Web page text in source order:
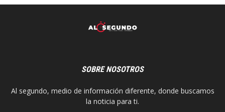
SOBRE NOSOTROS
Al segundo, medio de información diferente, donde buscamos
la noticia para ti.